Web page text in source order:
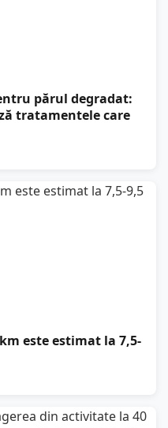
părul degradat:
tratamentele care
este estimat la 7,5-